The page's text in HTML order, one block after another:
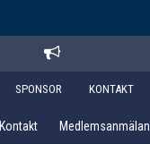
SPONSOR KONTAKT
Kontakt Medlemsanmälan